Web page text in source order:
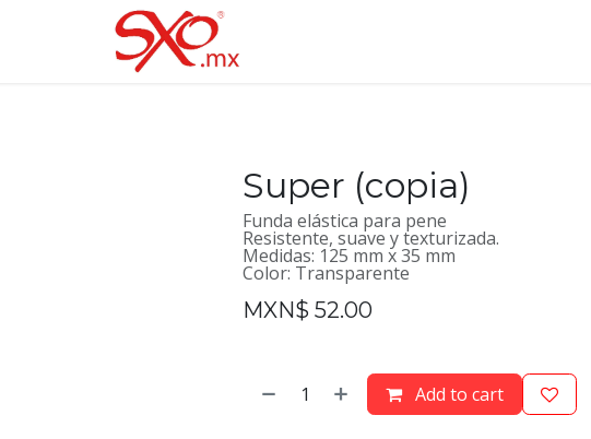
Super (copia)
Funda elástica para pene
Resistente, suave y texturizada.
Medidas: 125 mm x 35 mm
Color: Transparente
MXN$ 52.00
Add to cart